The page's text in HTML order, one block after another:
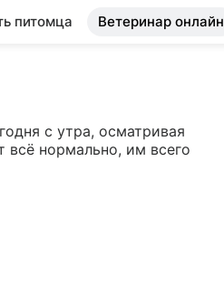
питомца Ветеринар онлайн
с утра, осматривая
всё нормально, им всего